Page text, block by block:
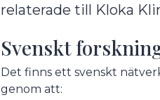
relaterade till Kloka
Svenskt
Det finns ett svenskt
genom att: